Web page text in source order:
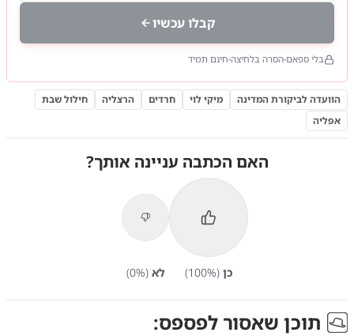
קבלו עכשיו
בלי ספאם הסרה בלחיצה חינם תמיד
הוועדה לביקורת המדינה מיקי לוי חרדים הרצליה
חילול שבת
אפליה
האם הכתבה עניינה אותך?
כן (
100%) לא (
0%)
תוכן שאסור לפספס: